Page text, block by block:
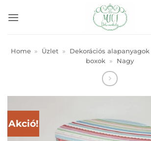
Home » Üzlet » Dekorációs alapanyagok
boxok » Nagy
Akció!